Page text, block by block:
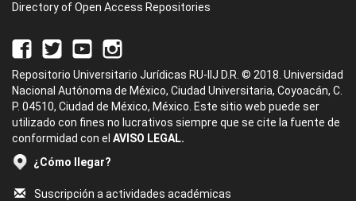
Directory of Open Access Repositories
Repositorio Universitario Jurídicas RU-IIJ D.R. © 2018. Universidad
Nacional Autónoma de México, Ciudad Universitaria, Coyoacán, C.
P. 04510, Ciudad de México, México. Este sitio web puede ser
utilizado con fines no lucrativos siempre que se cite la fuente de
conformidad con el AVISO LEGAL.
¿Cómo llegar?
Suscripción a actividades académicas